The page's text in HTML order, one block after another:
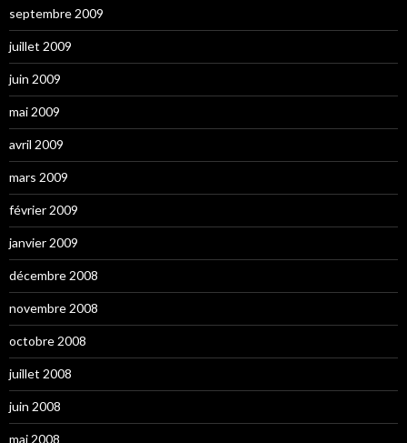
septembre 2009
juillet 2009
juin 2009
mai 2009
avril 2009
mars 2009
février 2009
janvier 2009
décembre 2008
novembre 2008
octobre 2008
juillet 2008
juin 2008
mai 2008